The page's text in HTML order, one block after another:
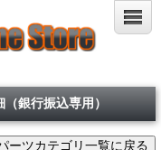
銀行振込専用）